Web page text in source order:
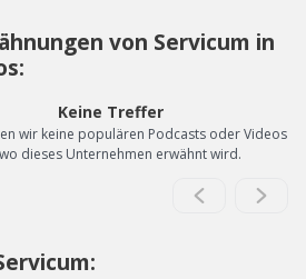
von Servicum in
Keine Treffer
wir keine populären Podcasts oder Videos
dieses Unternehmen erwähnt wird.